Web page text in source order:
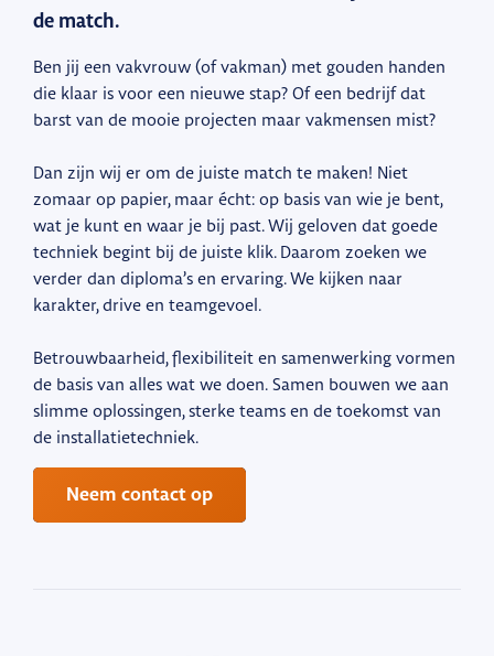
de match.
Ben jij een vakvrouw (of vakman) met gouden handen
die klaar is voor een nieuwe stap? Of een bedrijf dat
barst van de mooie projecten maar vakmensen mist?
Dan zijn wij er om de juiste match te maken! Niet
zomaar op papier, maar écht: op basis van wie je bent,
wat je kunt en waar je bij past. Wij geloven dat goede
techniek begint bij de juiste klik. Daarom zoeken we
verder dan diploma’s en ervaring. We kijken naar
karakter, drive en teamgevoel.
Betrouwbaarheid, flexibiliteit en samenwerking vormen
de basis van alles wat we doen. Samen bouwen we aan
slimme oplossingen, sterke teams en de toekomst van
de installatietechniek.
Neem contact op